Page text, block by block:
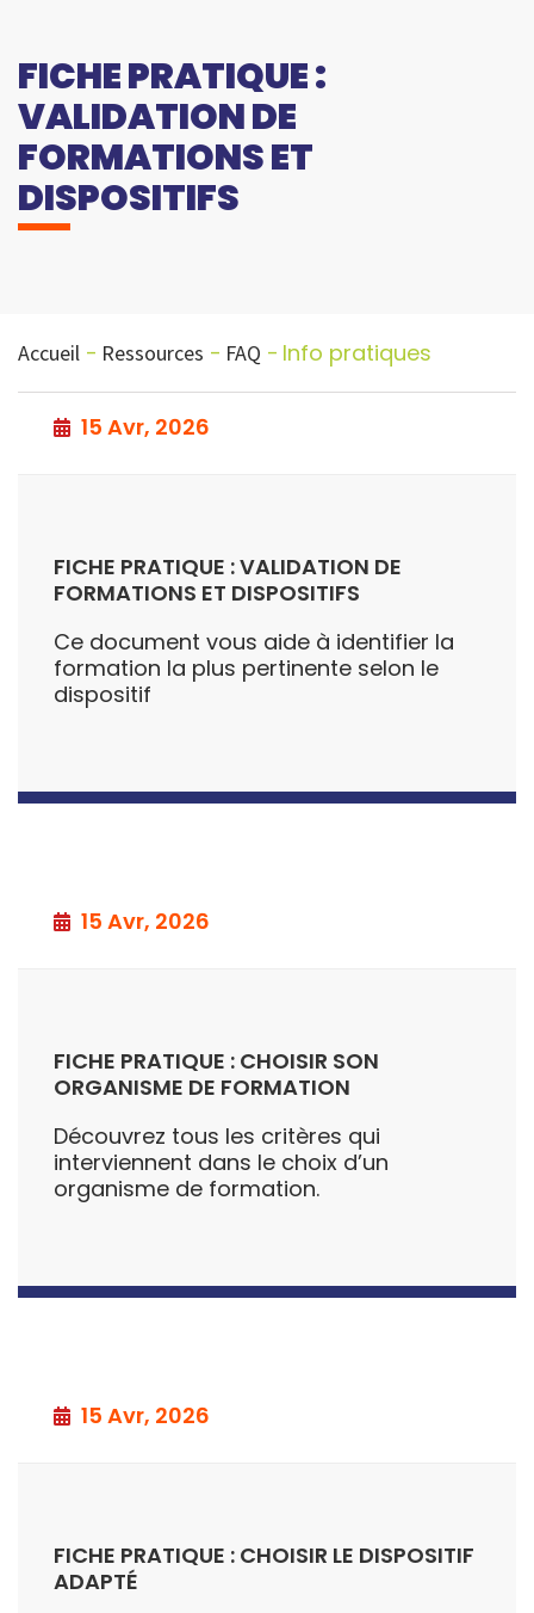
FICHE PRATIQUE :
VALIDATION DE
FORMATIONS ET
DISPOSITIFS
Accueil Ressources FAQ Info pratiques
15 Avr, 2026
FICHE PRATIQUE : VALIDATION DE
FORMATIONS ET DISPOSITIFS
Ce document vous aide à identifier la
formation la plus pertinente selon le
dispositif
15 Avr, 2026
FICHE PRATIQUE : CHOISIR SON
ORGANISME DE FORMATION
Découvrez tous les critères qui
interviennent dans le choix d’un
organisme de formation.
15 Avr, 2026
FICHE PRATIQUE : CHOISIR LE DISPOSITIF
ADAPTÉ